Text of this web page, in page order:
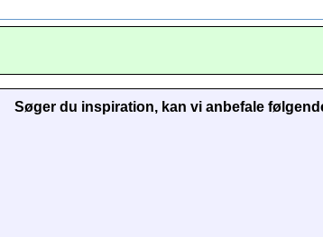
Søger du inspiration, kan vi anbefale